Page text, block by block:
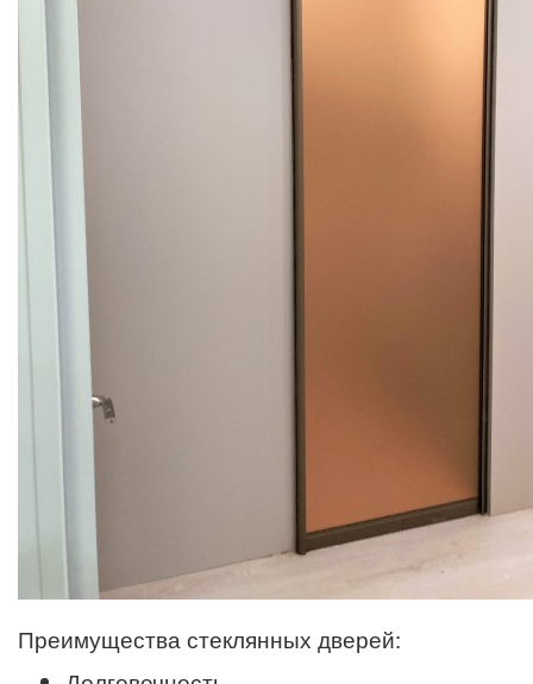
Преимущества стеклянных дверей: